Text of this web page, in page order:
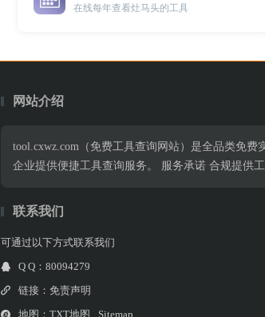
在线每年查看灶马头的工具
网站介绍
tool.cxwz.com（免费工具查询网站）是全品类免
企业提供便捷工具查询服务。 服务承诺 合规提供
联系我们
可通过以下方式联系我们
Q Q：80094279
链接： 免责声明
地图： TXT地图 Sitemap